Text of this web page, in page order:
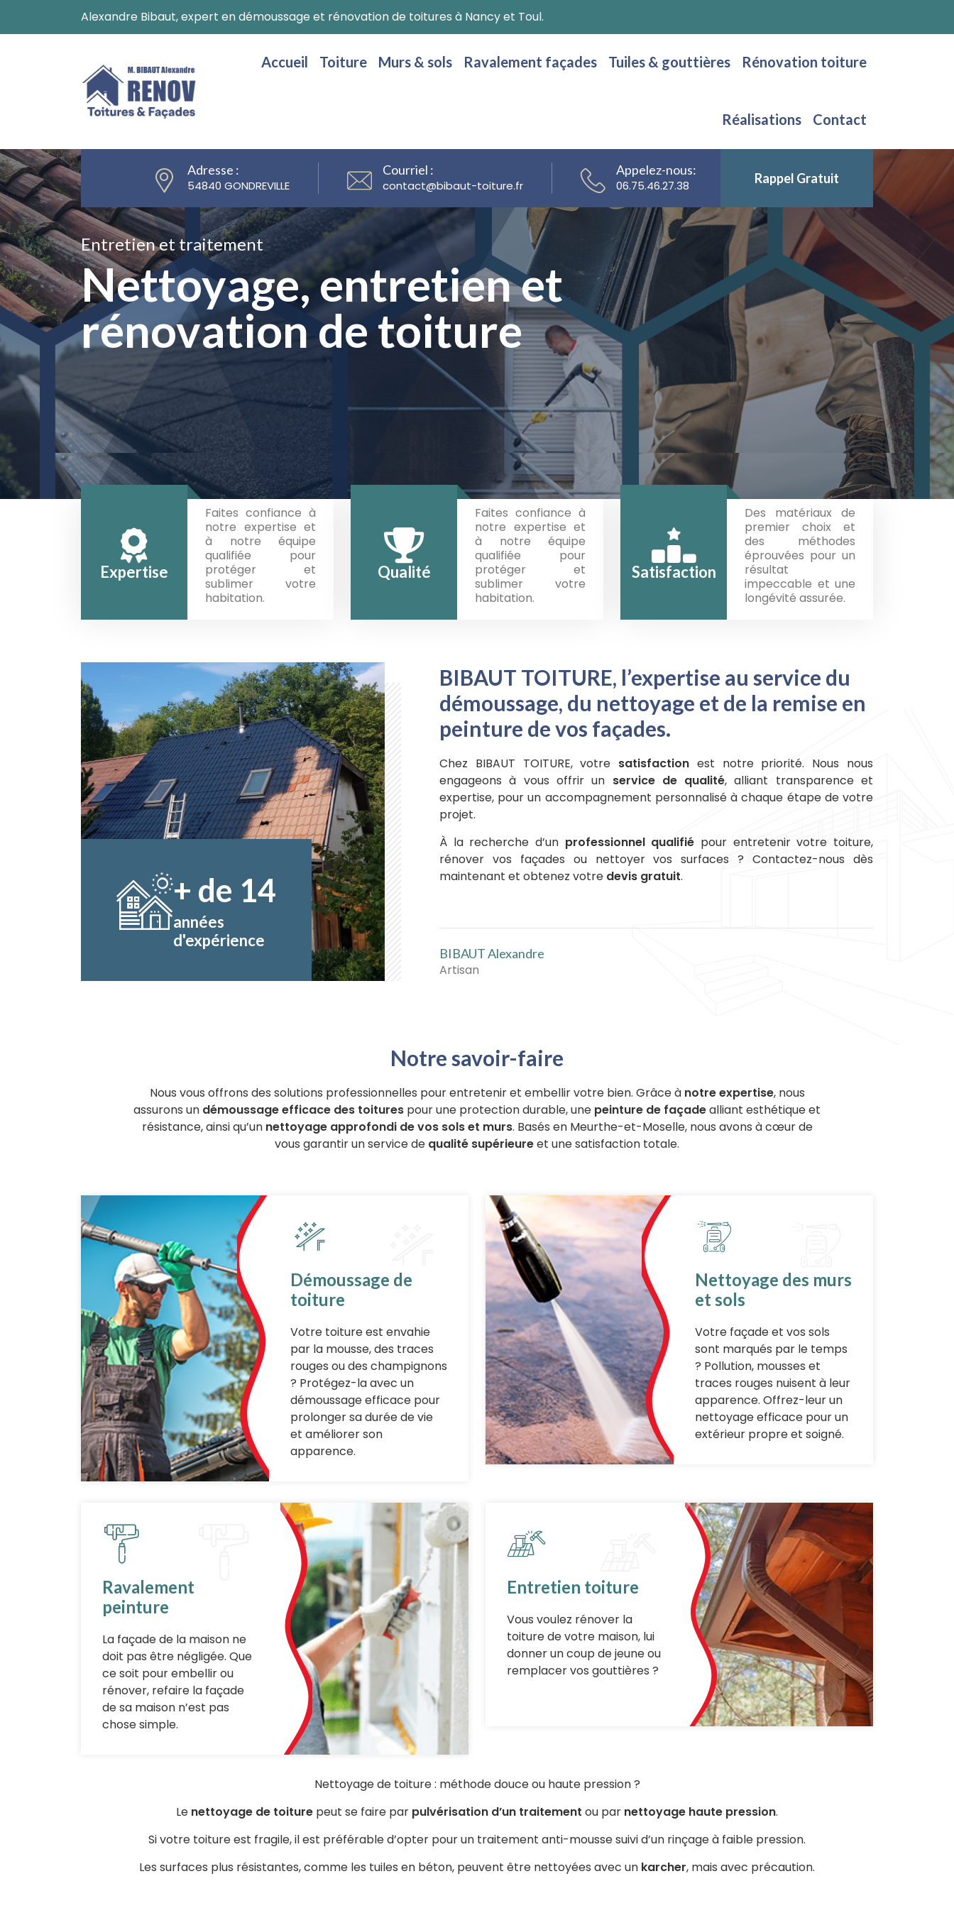
Alexandre Bibaut, expert en démoussage et rénovation de toitures à Nancy et Toul.
Accueil Toiture Murs & sols Ravalement façades Tuiles & gouttières Rénovation toiture
Réalisations Contact
Adresse :
54840 GONDREVILLE
Courriel :
@
Appelez-nous:
06.75.46.27.38 Rappel Gratuit
Valorisez votre habitation
Ravalement et
rafraîchissement des
façades
Entretien et traitement
Nettoyage, entretien et
rénovation de toiture
Valorisez votre habitation
Ravalement et
rafraîchissement des
façades
Entretien et traitement
Nettoyage, entretien et
rénovation de toiture
Expertise
Faites confiance à
notre expertise et
à notre équipe
qualifiée pour
protéger et
sublimer votre
habitation.
Qualité
Faites confiance à
notre expertise et
à notre équipe
qualifiée pour
protéger et
sublimer votre
habitation.
Satisfaction
Des matériaux de
premier choix et
des méthodes
éprouvées pour un
résultat
impeccable et une
longévité assurée.
+ de 14
années
d'expérience
BIBAUT TOITURE, l’expertise au service du
démoussage, du nettoyage et de la remise en
peinture de vos façades.
Chez BIBAUT TOITURE, votre satisfaction est notre priorité. Nous nous
engageons à vous offrir un service de qualité, alliant transparence et
expertise, pour un accompagnement personnalisé à chaque étape de votre
projet.
À la recherche d’un professionnel qualifié pour entretenir votre toiture,
rénover vos façades ou nettoyer vos surfaces ? Contactez-nous dès
maintenant et obtenez votre devis gratuit.
BIBAUT Alexandre
Artisan
Notre savoir-faire
Nous vous offrons des solutions professionnelles pour entretenir et embellir votre bien. Grâce à notre expertise, nous
assurons un démoussage efficace des toitures pour une protection durable, une peinture de façadealliant esthétique et
résistance, ainsi qu’un nettoyage approfondi de vos sols et murs. Basés en Meurthe-et-Moselle, nous avons à cœur de
vous garantir un service de qualité supérieureet une satisfaction totale.
Démoussage de
toiture
Votre toiture est envahie
par la mousse, des traces
rouges ou des champignons
? Protégez-la avec un
démoussage efficace pour
prolonger sa durée de vie
et améliorer son
apparence.
Nettoyage des murs
et sols
Votre façade et vos sols
sont marqués par le temps
? Pollution, mousses et
traces rouges nuisent à leur
apparence. Offrez-leur un
nettoyage efficace pour un
extérieur propre et soigné.
Ravalement
peinture
La façade de la maison ne
doit pas être négligée. Que
ce soit pour embellir ou
rénover, refaire la façade
de sa maison n’est pas
chose simple.
Entretien toiture
Vous voulez rénover la
toiture de votre maison, lui
donner un coup de jeune ou
remplacer vos gouttières ?
Nettoyage de toiture : méthode douce ou haute pression ?
Le nettoyage de toiture peut se faire par pulvérisation d’un traitement ou par nettoyage haute pression.
Si votre toiture est fragile, il est préférable d’opter pour un traitement anti-mousse suivi d’un rinçage à faible pression.
Les surfaces plus résistantes, comme les tuiles en béton, peuvent être nettoyées avec un karcher, mais avec précaution.